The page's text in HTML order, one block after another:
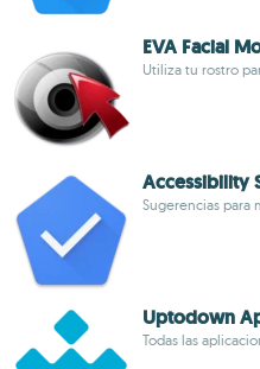
EVA Facial
Utiliza tu rostro
Accessibility
Sugerencias para
Uptodown
Todas las